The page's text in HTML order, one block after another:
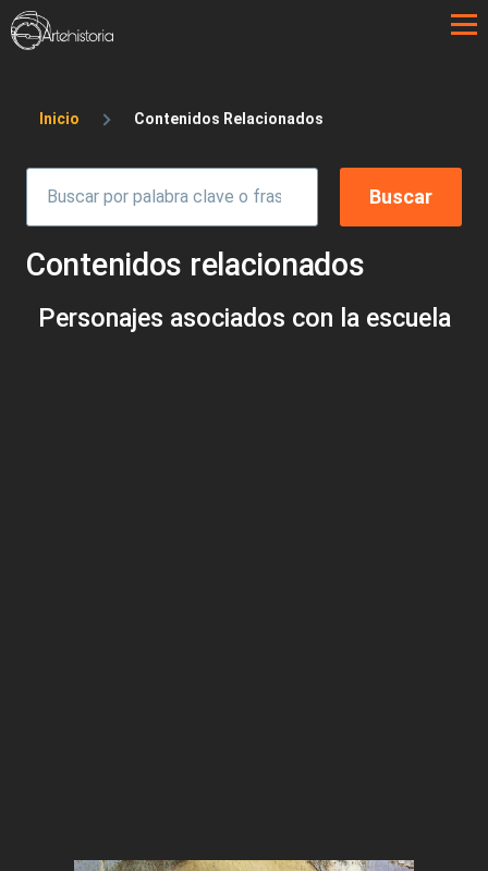
Pasar al contenido principal
Sobrescribir enlaces de ayuda a la
Inicio Contenidos Relacionados
Contenidos relacionados
Personajes asociados con la escuela